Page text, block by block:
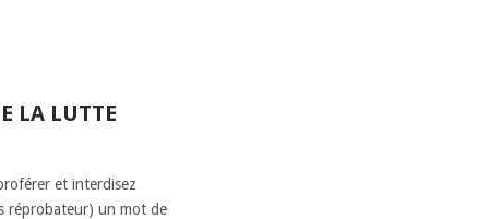
LA LUTTE
et interdisez
réprobateur) un mot de